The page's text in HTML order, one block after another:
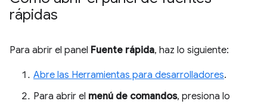
rápidas
Para abrir el panel Fuente rápida, haz lo siguiente:
Abre las Herramientas para desarrolladores.
Para abrir el menú de comandos, presiona lo